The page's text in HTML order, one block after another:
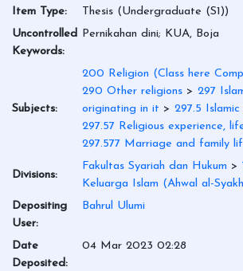
Item Type:
Thesis (Undergraduate (S1))
Uncontrolled
Keywords:
Pernikahan dini; KUA, Boja
Subjects:
200 Religion (Class here
290 Other religions > 297
originating in it > 297.5
297.57 Religious experience,
297.577 Marriage and family
Divisions:
Fakultas Syariah dan Hukum >
Keluarga Islam (Ahwal al-
Depositing
User:
Bahrul Ulumi
Date
Deposited:
04 Mar 2023 02:28